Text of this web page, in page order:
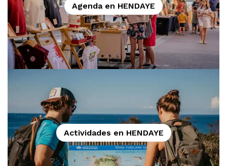
Agenda en HENDAYE
Actividades en HENDAYE